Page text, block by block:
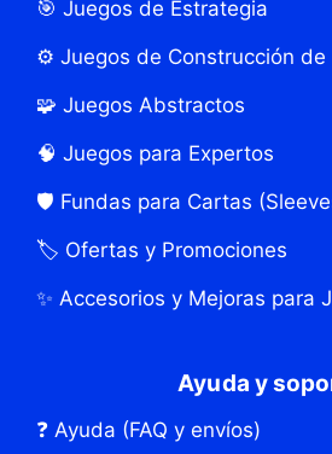
🎯 Juegos de Estrategia
⚙️ Juegos de Construcción de
🧩 Juegos Abstractos
🧠 Juegos para Expertos
🛡️ Fundas para Cartas
🏷️ Ofertas y Promociones
✨ Accesorios y Mejoras para
Ayuda y
❓ Ayuda (FAQ y envíos)